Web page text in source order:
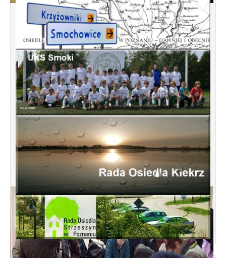
Spotkanie informacyjne w sprawie
budowy ulic Łebska, Łagowska,
Kociewska, Żukowska